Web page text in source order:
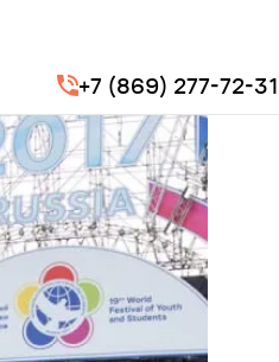
+7 (869) 277-72-31
на мероприятия
и студентов